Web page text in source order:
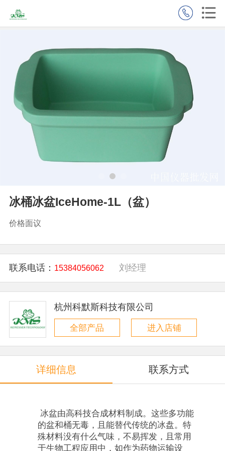
冰桶冰盆IceHome-1L（盆）
价格面议
联系电话： 15384056062 刘经理
杭州科默斯科技有限公司
全部产品 进入店铺
详细信息 联系方式
冰盆由高科技合成材料制成。这些多功能
的盆和桶无毒，且能替代传统的冰盘。特
殊材料没有什么气味，不易挥发，且常用
于生物工程应用中，如作为药物运输设